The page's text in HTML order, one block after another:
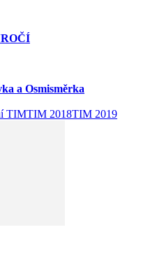
a Osmisměrka
TIMTIM 2018TIM 2019